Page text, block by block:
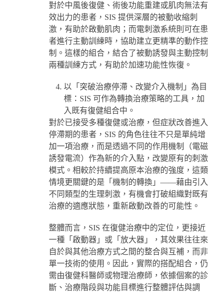
對於中風後復健、術後功能重建或肌肉無法有
效出力的患者，SIS 提供深層的被動收縮刺
激，有助於啟動肌肉；而電刺激系統則可在患
者進行主動訓練時，協助建立更精準的動作控
制。這樣的組合，結合了被動誘發與主動控制
兩種訓練方式，有助於加速功能性恢復。
以「突破治療停滯、改變介入機制」為目
標：SIS 可作為轉換治療策略的工具，加
入既有復健組合中。
對於已接受多種復健或治療，但症狀改善進入
停滯期的患者，SIS 的角色往往不只是單純增
加一項治療，而是透過不同的作用機制（電磁
誘發電流）作為新的介入點，改變原有的刺激
模式。相較於持續提高原本治療的強度，這類
情境更關鍵的是「機制的轉換」——藉由引入
不同類型的生理刺激，有機會打破組織對既有
治療的適應狀態，重新啟動改善的可能性。
整體而言，SIS 在復健治療中的定位，更接近
一種「啟動器」或「放大器」，其效果往往來
自於與其他治療方式之間的整合與互補，而非
單一技術的使用。因此，實際的搭配組合，仍
需由復健科醫師或物理治療師，依據個案的診
斷、治療階段與功能目標進行整體評估與調